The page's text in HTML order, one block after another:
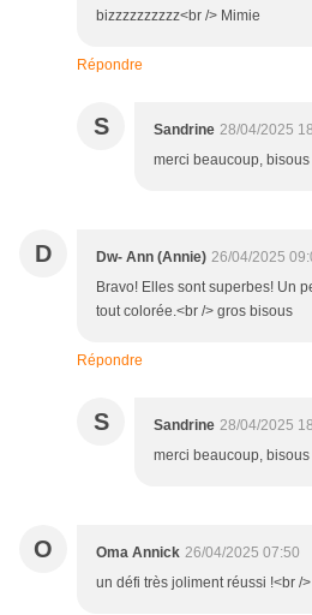
bizzzzzzzzzz<br /> Mimie
Répondre
S Sandrine 28/04/2025
merci beaucoup, bisous
D Dw- Ann (Annie) 26/04/2025
Bravo! Elles sont superbes! Un
tout colorée.<br /> gros bisous
Répondre
S Sandrine 28/04/2025
merci beaucoup, bisous
O Oma Annick 26/04/2025 07:50
un défi très joliment réussi !<br /